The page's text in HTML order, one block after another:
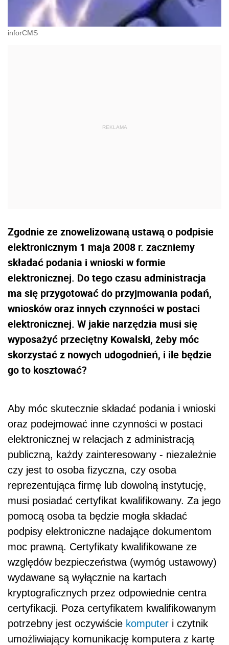
inforCMS
Zgodnie ze znowelizowaną ustawą o podpisie
elektronicznym 1 maja 2008 r. zaczniemy
składać podania i wnioski w formie
elektronicznej. Do tego czasu administracja
ma się przygotować do przyjmowania podań,
wniosków oraz innych czynności w postaci
elektronicznej. W jakie narzędzia musi się
wyposażyć przeciętny Kowalski, żeby móc
skorzystać z nowych udogodnień, i ile będzie
go to kosztować?
Aby móc skutecznie składać podania i wnioski
oraz podejmować inne czynności w postaci
elektronicznej w relacjach z administracją
publiczną, każdy zainteresowany - niezależnie
czy jest to osoba fizyczna, czy osoba
reprezentująca firmę lub dowolną instytucję,
musi posiadać certyfikat kwalifikowany. Za jego
pomocą osoba ta będzie mogła składać
podpisy elektroniczne nadające dokumentom
moc prawną. Certyfikaty kwalifikowane ze
względów bezpieczeństwa (wymóg ustawowy)
wydawane są wyłącznie na kartach
kryptograficznych przez odpowiednie centra
certyfikacji. Poza certyfikatem kwalifikowanym
potrzebny jest oczywiście komputer i czytnik
umożliwiający komunikację komputera z kartę